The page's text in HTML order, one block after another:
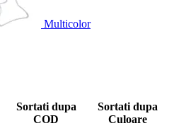
Multicolor
Sortati dupa
COD
Sortati dupa
Culoare